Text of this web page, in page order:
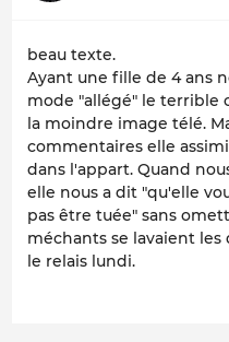
beau texte.
Ayant une fille de 4 ans
mode "allégé" le terrible
la moindre image télé.
commentaires elle
dans l'appart. Quand
elle nous a dit "qu'elle
pas être tuée" sans
méchants se lavaient les
le relais lundi.